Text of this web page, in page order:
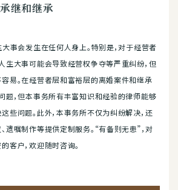
继和继承
大事会发生在任何人身上。特别是，对于经营者
生大事可能会导致经营权争夺等严重纠纷，但
易。在经营者层和富裕层的离婚案件和继承
题，但本事务所有丰富知识和经验的律师能够
些问题。此外，本事务所不仅为纠纷解决，还
遗嘱制作等提供定制服务。“有备则无患”，对
客户，欢迎随时咨询。